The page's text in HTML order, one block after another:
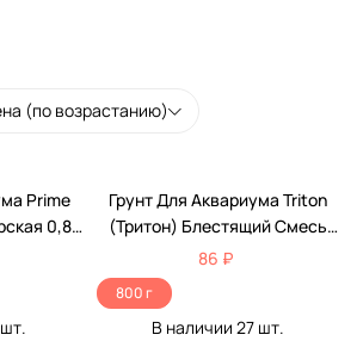
(по возрастанию)
Prime
0,8-
шт.
Грунт Для Аквариума Triton
(Тритон) Блестящий Смесь
№1 800г
86 ₽
800 г
В наличии 27 шт.